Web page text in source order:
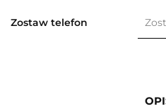
Zostaw telefon